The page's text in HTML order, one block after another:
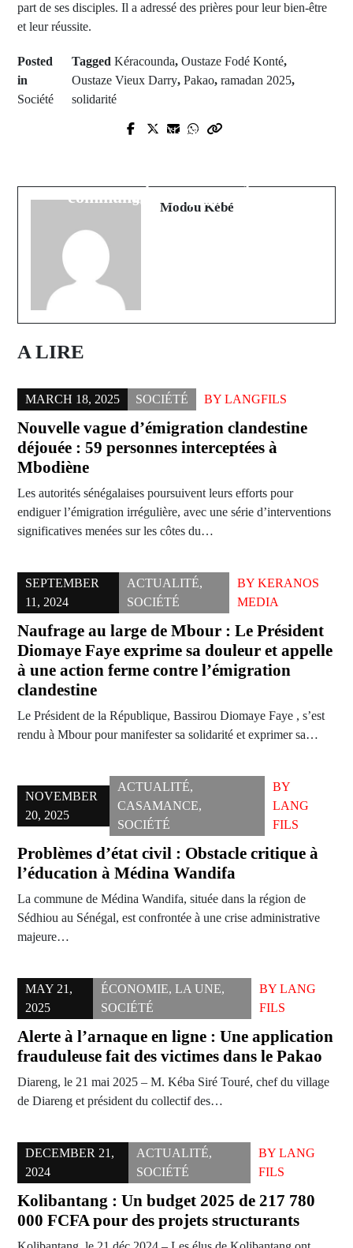
part de ses disciples. Il a adressé des prières pour leur bien-être
et leur réussite.
Posted
in
Société
Tagged Kéracounda, Oustaze Fodé Konté,
Oustaze Vieux Darry, Pakao, ramadan 2025,
solidarité
En Corée du Nord des matchs de la
sud-coréens
Next Post
communautaire pour l'avenir
Modou Kébé
A LIRE
MARCH 18, 2025 SOCIÉTÉ BY LANGFILS
Nouvelle vague d’émigration clandestine
déjouée : 59 personnes interceptées à
Mbodiène
Les autorités sénégalaises poursuivent leurs efforts pour
endiguer l’émigration irrégulière, avec une série d’interventions
significatives menées sur les côtes du…
SEPTEMBER
11, 2024
ACTUALITÉ,
SOCIÉTÉ
BY KERANOS
MEDIA
Naufrage au large de Mbour : Le Président
Diomaye Faye exprime sa douleur et appelle
à une action ferme contre l’émigration
clandestine
Le Président de la République, Bassirou Diomaye Faye , s’est
rendu à Mbour pour manifester sa solidarité et exprimer sa…
NOVEMBER
20, 2025
ACTUALITÉ,
CASAMANCE,
SOCIÉTÉ
BY
LANG
FILS
Problèmes d’état civil : Obstacle critique à
l’éducation à Médina Wandifa
La commune de Médina Wandifa, située dans la région de
Sédhiou au Sénégal, est confrontée à une crise administrative
majeure…
MAY 21,
2025
ÉCONOMIE,LA UNE,
SOCIÉTÉ
BYLANG
FILS
Alerte à l’arnaque en ligne : Une application
frauduleuse fait des victimes dans le Pakao
Diareng, le 21 mai 2025 – M. Kéba Siré Touré, chef du village
de Diareng et président du collectif des…
DECEMBER 21,
2024
ACTUALITÉ,
SOCIÉTÉ
BY LANG
FILS
Kolibantang : Un budget 2025 de 217 780
000 FCFA pour des projets structurants